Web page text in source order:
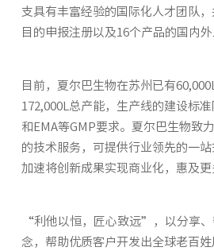
支具有丰富经验的国际化人才团队
目的申报注册以及16个产品的国内外
目前，夏尔巴生物在苏州已有
172,000L总产能，生产线的建设标
和EMA等GMP要求。夏尔巴生物致
的技术服务，可提供行业领先的一
加速将创新成果实现商业化，惠及更
“利他以恒，匠心致远”，以分享
念，帮助优质客户开发出全球老百